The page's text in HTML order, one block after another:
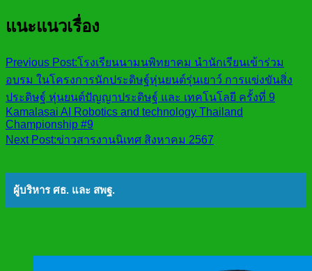
แนะแนวเรื่อง
Previous Post:โรงเรียนนามนพิทยาคม นำนักเรียนเข้าร่วม
อบรม ในโครงการนักประดิษฐ์หุ่นยนต์รุ่นเยาว์ การแข่งขันสิ่ง
ประดิษฐ์ หุ่นยนต์ปัญญาประดิษฐ์ และ เทคโนโลยี ครั้งที่ 9
Kamalasai AI Robotics and technology Thailand
Championship #9
Next Post:ข่าวสารงานนิเทศ สิงหาคม 2567
ผู้บริหาร ศธ. และ สพฐ.